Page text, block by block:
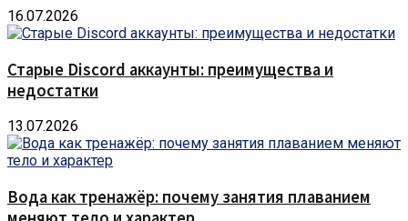
16.07.2026
Старые Discord аккаунты: преимущества и
недостатки
13.07.2026
Вода как тренажёр: почему занятия плаванием